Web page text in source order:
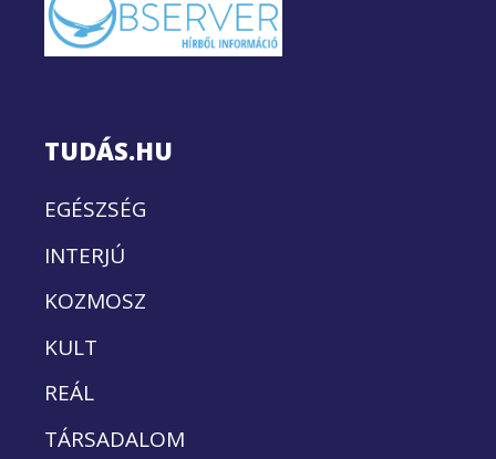
TUDÁS.HU
EGÉSZSÉG
INTERJÚ
KOZMOSZ
KULT
REÁL
TÁRSADALOM